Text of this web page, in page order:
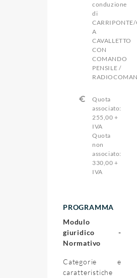
conduzione
di
A
CAVALLETTO
CON
COMANDO
PENSILE /
Quota
associato:
255,00 +
IVA
Quota
non
associato:
330,00 +
IVA
PROGRAMMA
Modulo
giuridico -
Normativo
Categorie e
caratteristiche